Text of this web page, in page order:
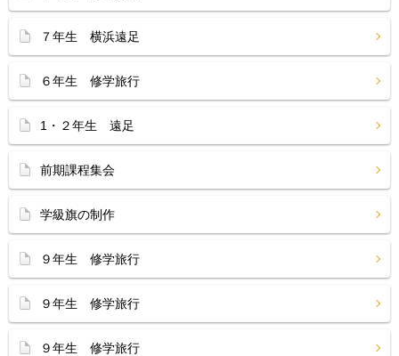
７年生 横浜遠足
６年生 修学旅行
1・２年生 遠足
前期課程集会
学級旗の制作
９年生 修学旅行
９年生 修学旅行
９年生 修学旅行